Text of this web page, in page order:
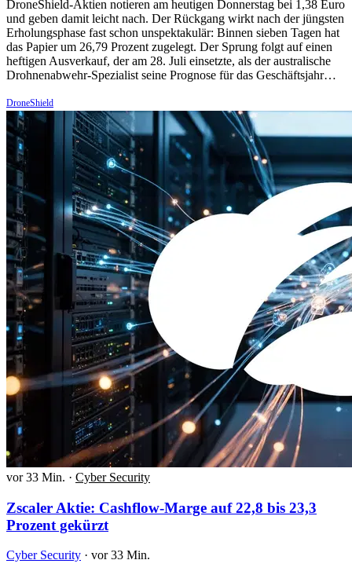
DroneShield-Aktien notieren am heutigen Donnerstag bei 1,38 Euro
und geben damit leicht nach. Der Rückgang wirkt nach der jüngsten
Erholungsphase fast schon unspektakulär: Binnen sieben Tagen hat
das Papier um 26,79 Prozent zugelegt. Der Sprung folgt auf einen
heftigen Ausverkauf, der am 28. Juli einsetzte, als der australische
Drohnenabwehr-Spezialist seine Prognose für das Geschäftsjahr…
DroneShield
vor 33 Min. · Cyber Security
Zscaler Aktie: Cashflow-Marge auf 22,8 bis 23,3
Prozent gekürzt
Cyber Security · vor 33 Min.